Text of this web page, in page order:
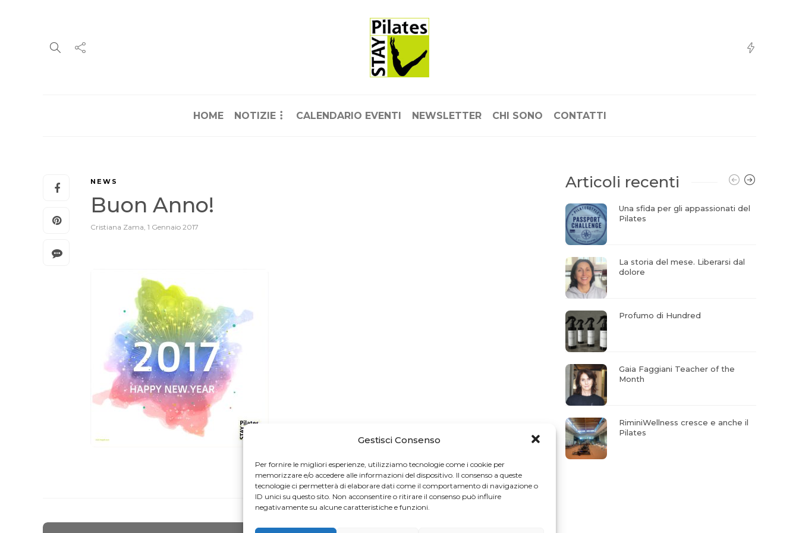
Gestisci Consenso
Per fornire le migliori esperienze, utilizziamo tecnologie come i cookie per
memorizzare e/o accedere alle informazioni del dispositivo. Il consenso a queste
tecnologie ci permetterà di elaborare dati come il comportamento di navigazione o
ID unici su questo sito. Non acconsentire o ritirare il consenso può influire
negativamente su alcune caratteristiche e funzioni.
HOME NOTIZIE CALENDARIO EVENTI NEWSLETTER CHI SONO CONTATTI
NEWS
Buon Anno!
Cristiana Zama, 1 Gennaio 2017
Articoli recenti
Una sfida per gli appassionati del
Pilates
La storia del mese. Liberarsi dal
dolore
Profumo di Hundred
Gaia Faggiani Teacher of the
Month
RiminiWellness cresce e anche il
Pilates